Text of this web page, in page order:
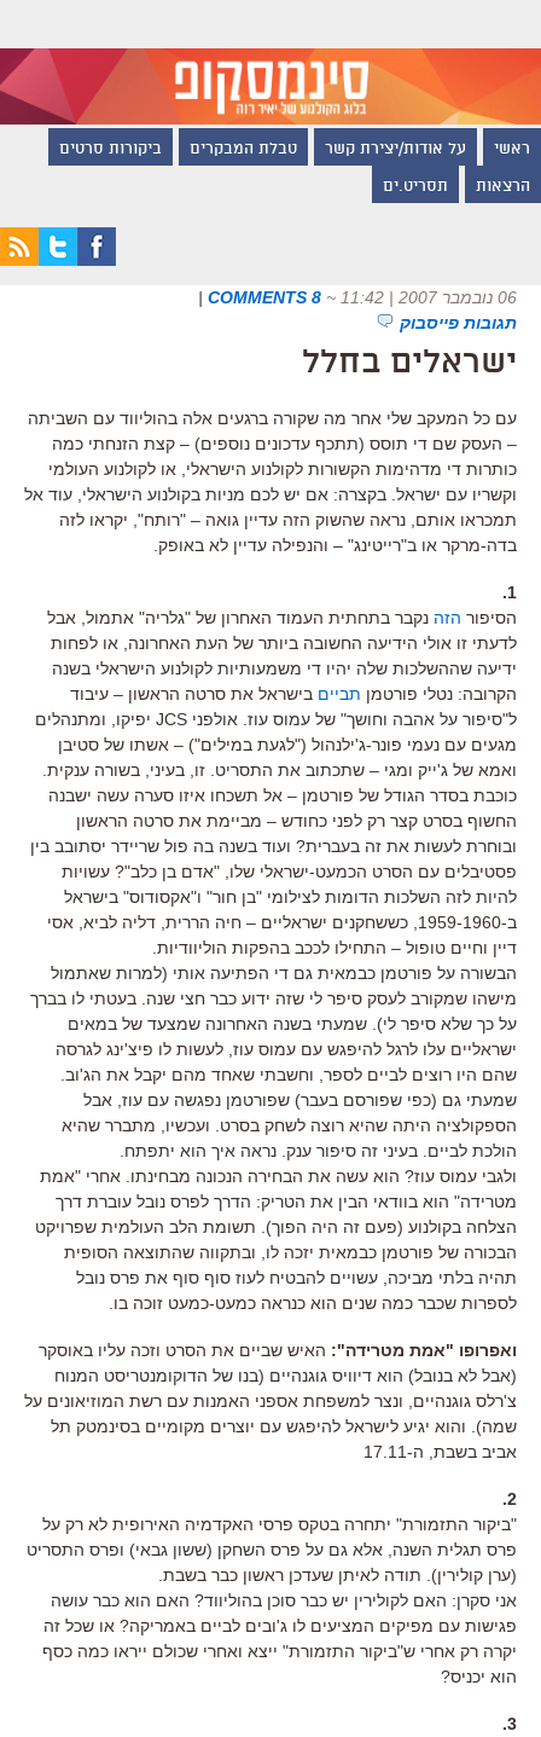
ראשי על אודות/יצירת קשר טבלת המבקרים ביקורות סרטים
הרצאות תסריט.ים
06 נובמבר 2007 | 11:42 ~
8 COMMENTS
|
תגובות פייסבוק
ישראלים בחלל
עם כל המעקב שלי אחר מה שקורה ברגעים אלה בהוליווד עם השביתה
– העסק שם די תוסס (תתכף עדכונים נוספים) – קצת הזנחתי כמה
כותרות די מדהימות הקשורות לקולנוע הישראלי, או לקולנוע העולמי
וקשריו עם ישראל. בקצרה: אם יש לכם מניות בקולנוע הישראלי, עוד אל
תמכראו אותם, נראה שהשוק הזה עדיין גואה – "רותח", יקראו לזה
בדה-מרקר או ב"רייטינג" – והנפילה עדיין לא באופק.
1.
הסיפור הזה נקבר בתחתית העמוד האחרון של "גלריה" אתמול, אבל
לדעתי זו אולי הידיעה החשובה ביותר של העת האחרונה, או לפחות
ידיעה שההשלכות שלה יהיו די משמעותיות לקולנוע הישראלי בשנה
הקרובה: נטלי פורטמן תביים בישראל את סרטה הראשון – עיבוד
ל"סיפור על אהבה וחושך" של עמוס עוז. אולפני JCS יפיקו, ומתנהלים
מגעים עם נעמי פונר-ג'ילנהול ("לגעת במילים") – אשתו של סטיבן
ואמא של ג'ייק ומגי – שתכתוב את התסריט. זו, בעיני, בשורה ענקית.
כוכבת בסדר הגודל של פורטמן – אל תשכחו איזו סערה עשה ישבנה
החשוף בסרט קצר רק לפני כחודש – מביימת את סרטה הראשון
ובוחרת לעשות את זה בעברית? ועוד בשנה בה פול שריידר יסתובב בין
פסטיבלים עם הסרט הכמעט-ישראלי שלו, "אדם בן כלב"? עשויות
להיות לזה השלכות הדומות לצילומי "בן חור" ו"אקסודוס" בישראל
ב-1959-1960, כששחקנים ישראליים – חיה הררית, דליה לביא, אסי
דיין וחיים טופול – התחילו לככב בהפקות הוליוודיות.
הבשורה על פורטמן כבמאית גם די הפתיעה אותי (למרות שאתמול
מישהו שמקורב לעסק סיפר לי שזה ידוע כבר חצי שנה. בעטתי לו בברך
על כך שלא סיפר לי). שמעתי בשנה האחרונה שמצעד של במאים
ישראליים עלו לרגל להיפגש עם עמוס עוז, לעשות לו פיצ'ינג לגרסה
שהם היו רוצים לביים לספר, וחשבתי שאחד מהם יקבל את הג'וב.
שמעתי גם (כפי שפורסם בעבר) שפורטמן נפגשה עם עוז, אבל
הספקולציה היתה שהיא רוצה לשחק בסרט. ועכשיו, מתברר שהיא
הולכת לביים. בעיני זה סיפור ענק. נראה איך הוא יתפתח.
ולגבי עמוס עוז? הוא עשה את הבחירה הנכונה מבחינתו. אחרי "אמת
מטרידה" הוא בוודאי הבין את הטריק: הדרך לפרס נובל עוברת דרך
הצלחה בקולנוע (פעם זה היה הפוך). תשומת הלב העולמית שפרויקט
הבכורה של פורטמן כבמאית יזכה לו, ובתקווה שהתוצאה הסופית
תהיה בלתי מביכה, עשויים להבטיח לעוז סוף סוף את פרס נובל
לספרות שכבר כמה שנים הוא כנראה כמעט-כמעט זוכה בו.
ואפרופו "אמת מטרידה": האיש שביים את הסרט וזכה עליו באוסקר
(אבל לא בנובל) הוא דיוויס גוגנהיים (בנו של הדוקומנטריסט המנוח
צ'רלס גוגנהיים, ונצר למשפחת אספני האמנות עם רשת המוזיאונים על
שמה). והוא יגיע לישראל להיפגש עם יוצרים מקומיים בסינמטק תל
אביב בשבת, ה-17.11
2.
"ביקור התזמורת" יתחרה בטקס פרסי האקדמיה האירופית לא רק על
פרס תגלית השנה, אלא גם על פרס השחקן (ששון גבאי) ופרס התסריט
(ערן קולירין). תודה לאיתן שעדכן ראשון כבר בשבת.
אני סקרן: האם לקולירין יש כבר סוכן בהוליווד? האם הוא כבר עושה
פגישות עם מפיקים המציעים לו ג'ובים לביים באמריקה? או שכל זה
יקרה רק אחרי ש"ביקור התזמורת" ייצא ואחרי שכולם ייראו כמה כסף
הוא יכניס?
3.